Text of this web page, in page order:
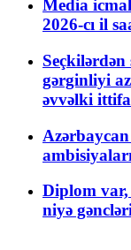
Media
2026-cı il
gərginliyi
əvvəlki
Diplom
niyə